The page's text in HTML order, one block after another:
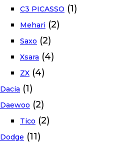
C3 PICASSO (1)
Mehari (2)
Saxo (2)
Xsara (4)
ZX (4)
Dacia (1)
Daewoo (2)
Tico (2)
Dodge (11)